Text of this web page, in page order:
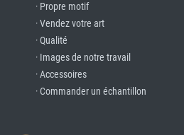
· Propre motif
· Vendez votre art
· Qualité
· Images de notre travail
· Accessoires
· Commander un échantillon